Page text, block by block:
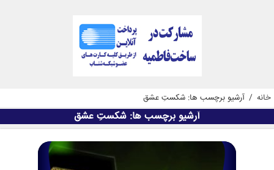
خانه / آرشیو برچسب ها: شکستِ عشق
آرشیو برچسب ها: شکستِ عشق